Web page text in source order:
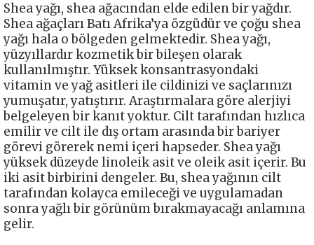
Shea yağı, shea ağacından elde edilen bir yağdır.
Shea ağaçları Batı Afrika’ya özgüdür ve çoğu shea
yağı hala o bölgeden gelmektedir. Shea yağı,
yüzyıllardır kozmetik bir bileşen olarak
kullanılmıştır. Yüksek konsantrasyondaki
vitamin ve yağ asitleri ile cildinizi ve saçlarınızı
yumuşatır, yatıştırır. Araştırmalara göre alerjiyi
belgeleyen bir kanıt yoktur. Cilt tarafından hızlıca
emilir ve cilt ile dış ortam arasında bir bariyer
görevi görerek nemi içeri hapseder. Shea yağı
yüksek düzeyde linoleik asit ve oleik asit içerir. Bu
iki asit birbirini dengeler. Bu, shea yağının cilt
tarafından kolayca emileceği ve uygulamadan
sonra yağlı bir görünüm bırakmayacağı anlamına
gelir.